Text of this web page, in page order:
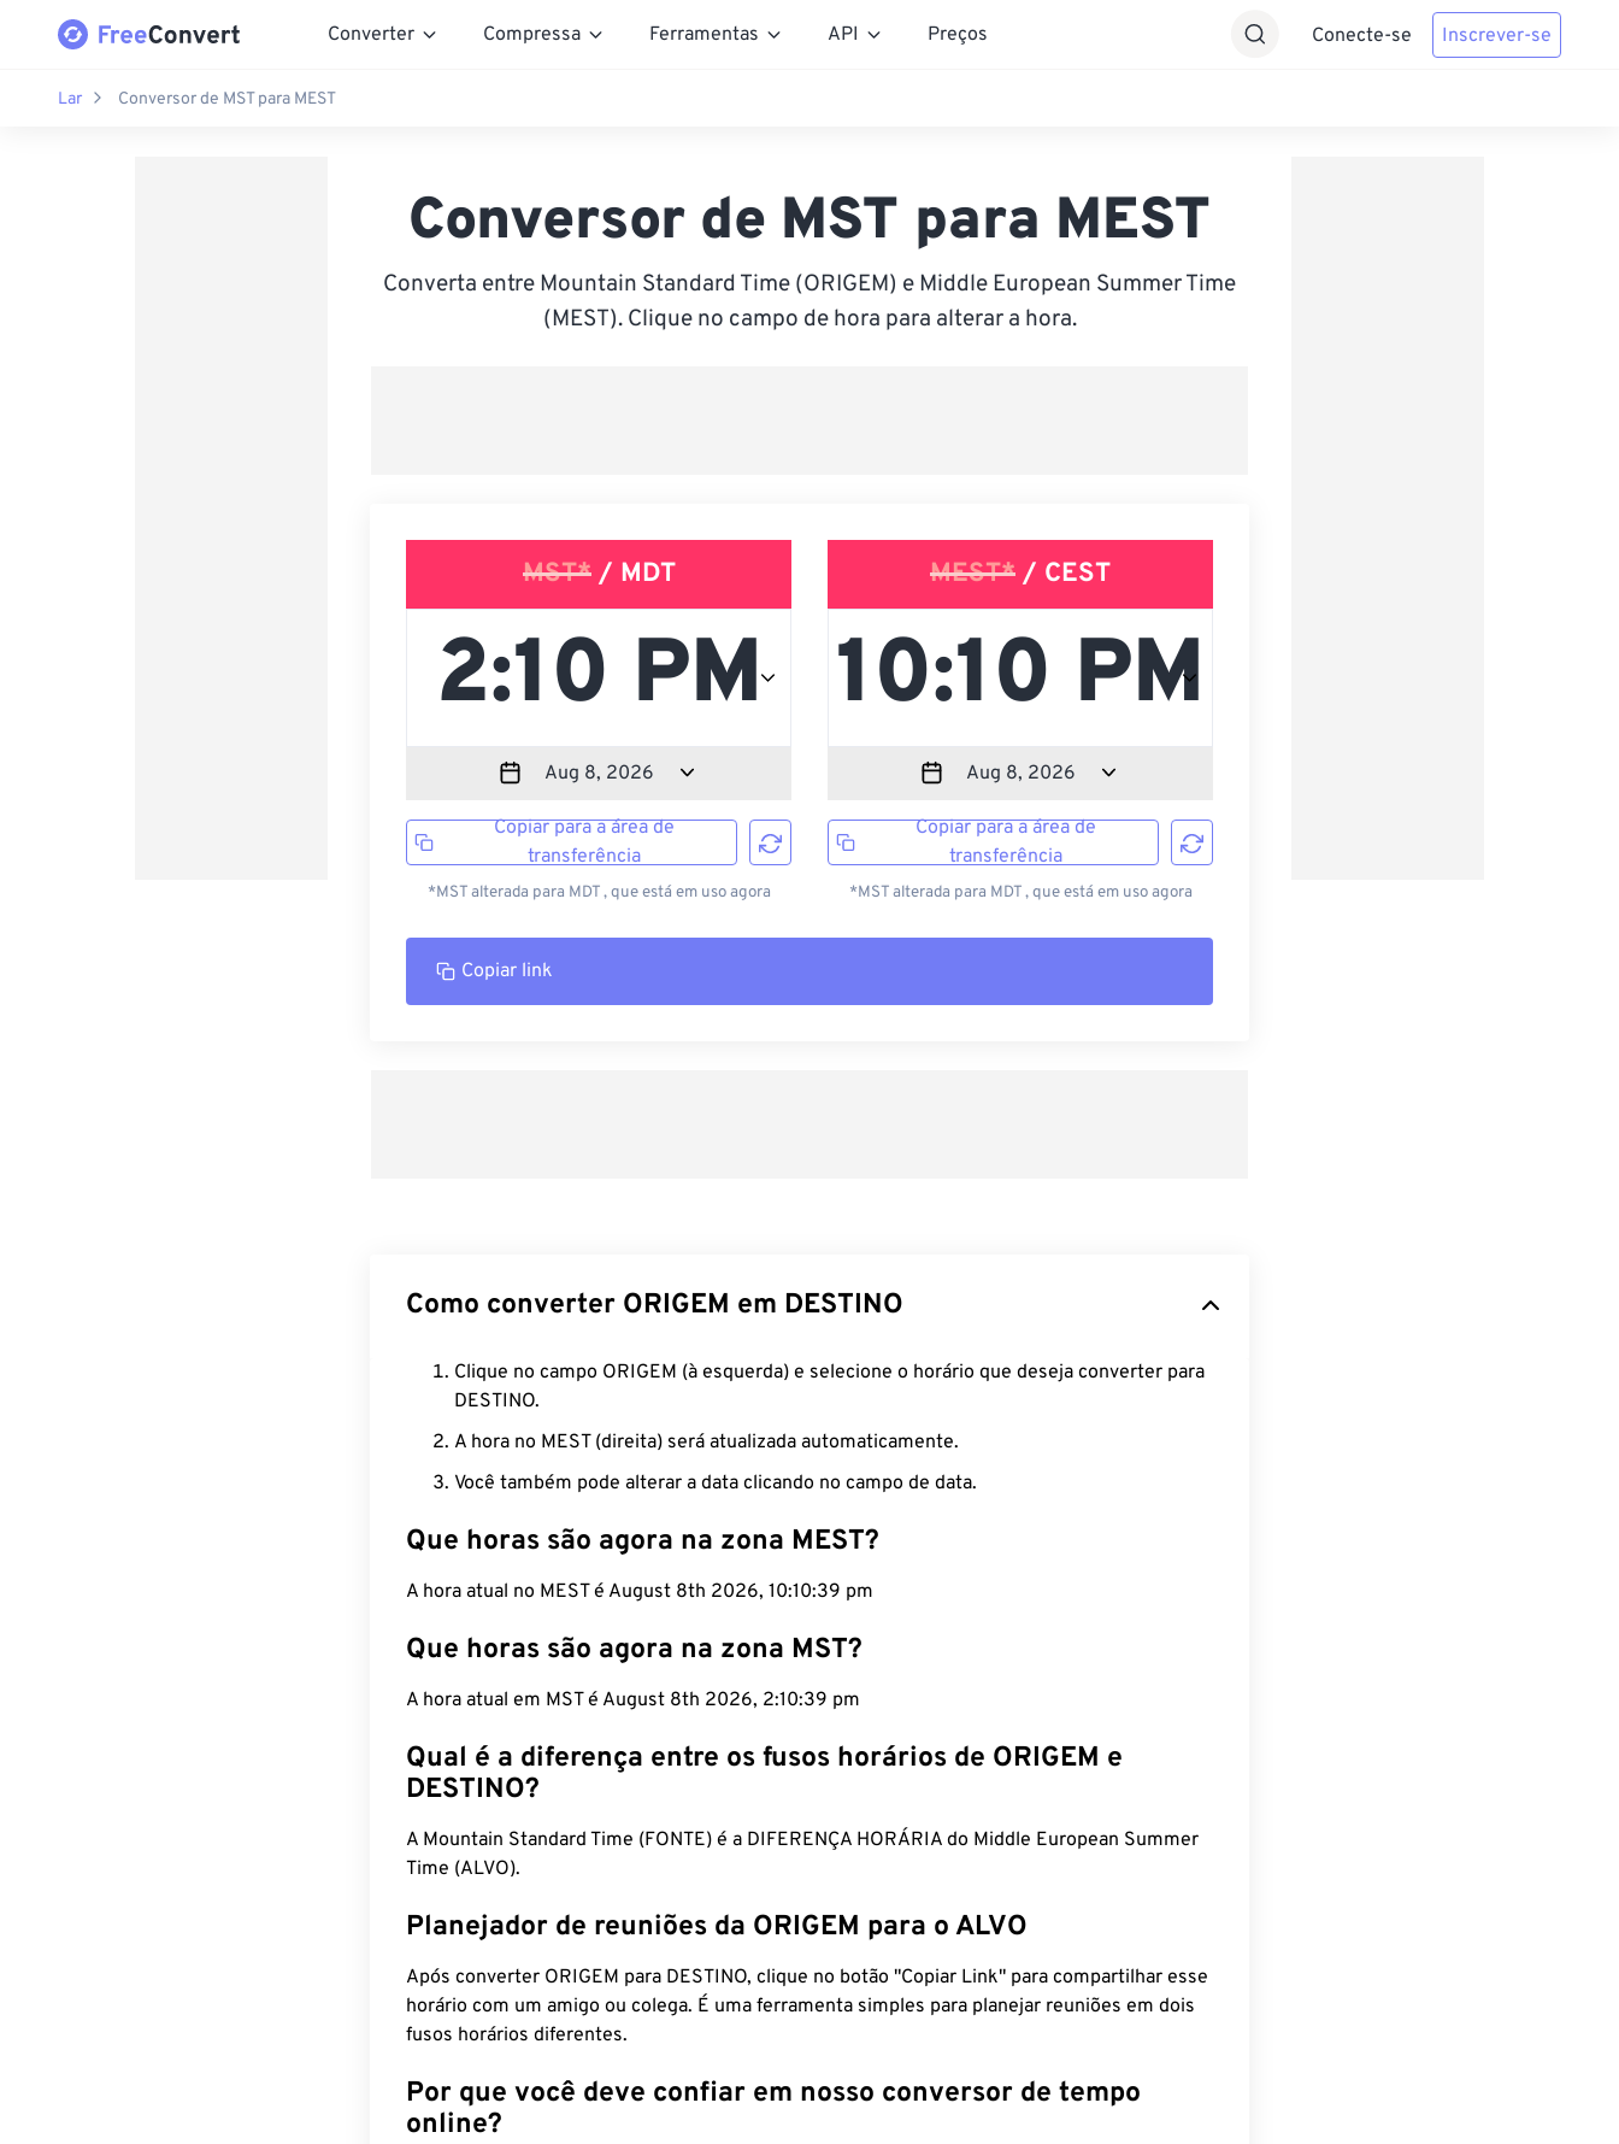
Converter Compressa Ferramentas API Preços Conecte-se Inscrever-se
Lar Conversor de MST para MEST
Conversor de MST para MEST
Converta entre Mountain Standard Time (ORIGEM) e Middle European Summer Time
(MEST). Clique no campo de hora para alterar a hora.
MST*/ MDT
Copiar para a área de
transferência
*MST alterada para MDT , que está em uso agora
MEST* / CEST
Copiar para a área de
transferência
*MST alterada para MDT , que está em uso agora
Copiar link
Como converter ORIGEM em DESTINO
Clique no campo ORIGEM (à esquerda) e selecione o horário que deseja converter para
DESTINO.
A hora no MEST (direita) será atualizada automaticamente.
Você também pode alterar a data clicando no campo de data.
Que horas são agora na zona MEST?
A hora atual no MEST é August 8th 2026, 10:10:40 pm
Que horas são agora na zona MST?
A hora atual em MST é August 8th 2026, 2:10:40 pm
Qual é a diferença entre os fusos horários de ORIGEM e
DESTINO?
A Mountain Standard Time (FONTE) é a DIFERENÇA HORÁRIA do Middle European Summer
Time (ALVO).
Planejador de reuniões da ORIGEM para o ALVO
Após converter ORIGEM para DESTINO, clique no botão "Copiar Link" para compartilhar esse
horário com um amigo ou colega. É uma ferramenta simples para planejar reuniões em dois
fusos horários diferentes.
Por que você deve confiar em nosso conversor de tempo
online?